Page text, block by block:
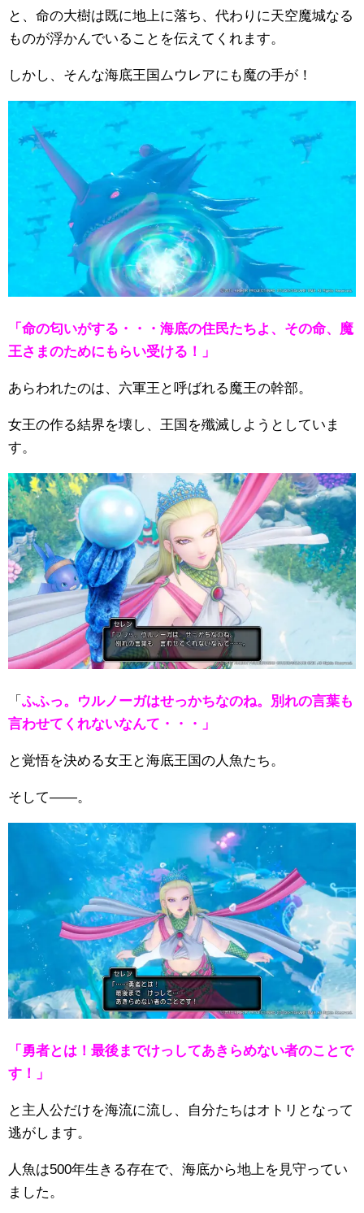
と、命の大樹は既に地上に落ち、代わりに天空魔城なる
ものが浮かんでいることを伝えてくれます。
しかし、そんな海底王国ムウレアにも魔の手が！
「命の匂いがする・・・海底の住民たちよ、その命、魔
王さまのためにもらい受ける！」
あらわれたのは、六軍王と呼ばれる魔王の幹部。
女王の作る結界を壊し、王国を殲滅しようとしていま
す。
「 ふふっ。ウルノーガはせっかちなのね。別れの言葉も
言わせてくれないなんて・・・」
と覚悟を決める女王と海底王国の人魚たち。
そして――。
「勇者とは！最後までけっしてあきらめない者のことで
す！」
と主人公だけを海流に流し、自分たちはオトリとなって
逃がします。
人魚は500年生きる存在で、海底から地上を見守ってい
ました。